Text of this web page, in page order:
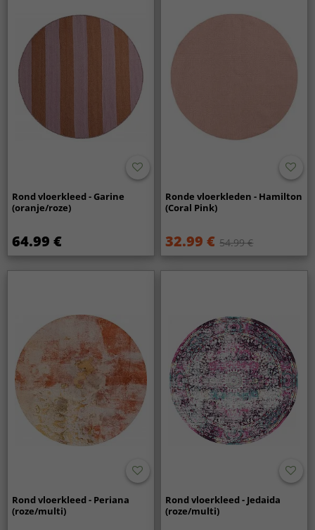
Rond vloerkleed - Garine
(oranje/roze)
64.99 €
Ronde vloerkleden - Hamilton
(Coral Pink)
32.99 € 54.99 €
Rond vloerkleed - Periana
(roze/multi)
Rond vloerkleed - Jedaida
(roze/multi)